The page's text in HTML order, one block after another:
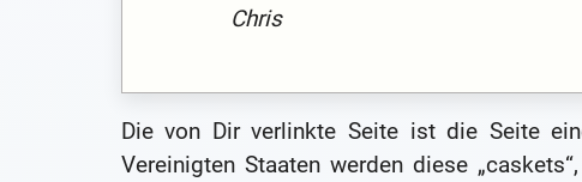
Chris
Die von Dir verlinkte Seite ist die Seite
Vereinigten Staaten werden diese